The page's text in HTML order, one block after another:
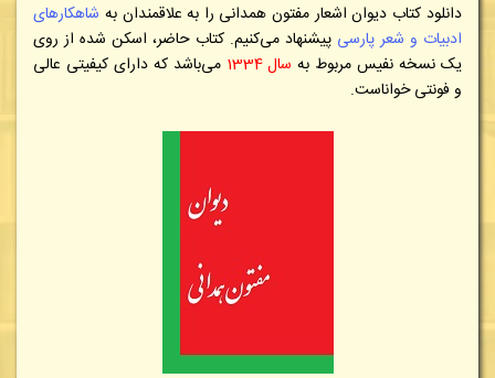
دانلود کتاب دیوان اشعار مفتون همدانی را به علاقمندان به شاهکارهای
ادبیات و شعر پارسی پیشنهاد می‌کنیم. کتاب حاضر، اسکن شده از روی
یک نسخه نفیس مربوط به سال 1334
می‌باشد که دارای کیفیتی عالی
و فونتی خواناست.